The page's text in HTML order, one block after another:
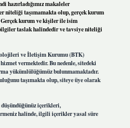
hazırladığımız makaleler
niteliği taşımamakta olup, gerçek kurum
kurum ve kişiler ile isim
taslak halindedir ve tavsiye niteliği
ve İletişim Kurumu (BTK)
vermektedir. Bu nedenle, sitedeki
yükümlülüğümüz bulunmamaktadır.
taşımakta olup, siteye üye olarak
düşündüğünüz içerikleri,
halinde, ilgili içerikler yasal süre